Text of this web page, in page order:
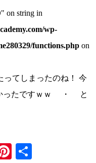
on string in
wp-
functions.php on
てしまったのね！ 今
かったですｗｗ ・ と
Pinterest